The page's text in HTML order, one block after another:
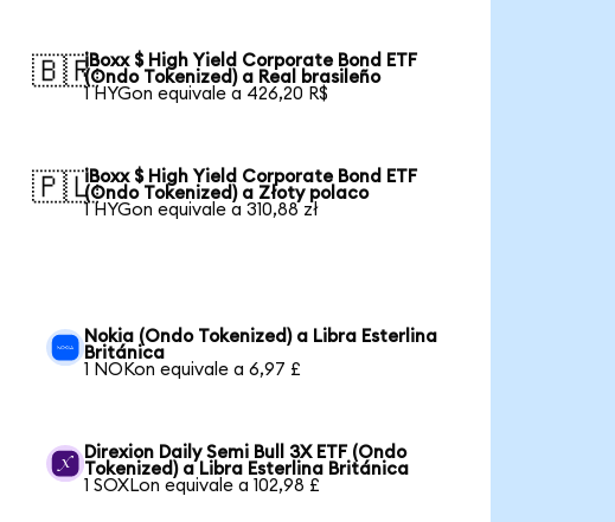
🇧🇷iBoxx $ High Yield Corporate Bond ETF
(Ondo Tokenized) a Real brasileño
1 HYGon equivale a 426,20 R$
🇵🇱iBoxx $ High Yield Corporate Bond ETF
(Ondo Tokenized) a Złoty polaco
1 HYGon equivale a 310,88 zł
Nokia (Ondo Tokenized) a Libra Esterlina
Británica
1 NOKon equivale a 6,97 £
Direxion Daily Semi Bull 3X ETF (Ondo
Tokenized) a Libra Esterlina Británica
1 SOXLon equivale a 102,98 £